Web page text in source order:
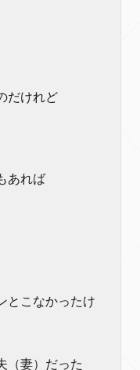
だけれど
あれば
とこなかったけ
（妻）だった